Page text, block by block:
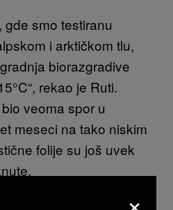
gde smo testiranu
i arktičkom tlu,
biorazgradive
rekao je Ruti.
veoma spor u
meseci na tako niskim
folije su još uvek
da u ovim sredinama